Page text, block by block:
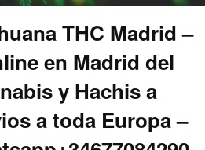
THC Madrid –
en Madrid del
y Hachis a
a toda Europa –